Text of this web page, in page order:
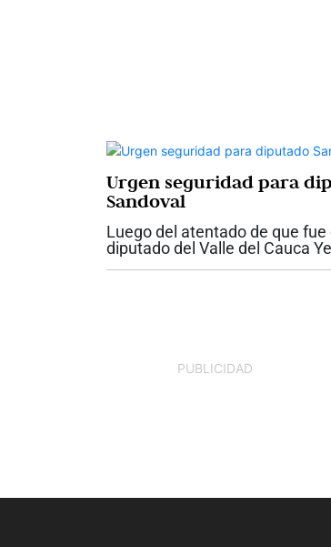
Urgen seguridad para
Sandoval
Luego del atentado de que fue
diputado del Valle del Cauca
en la antigua vía entre Cali y
PUBLICIDAD